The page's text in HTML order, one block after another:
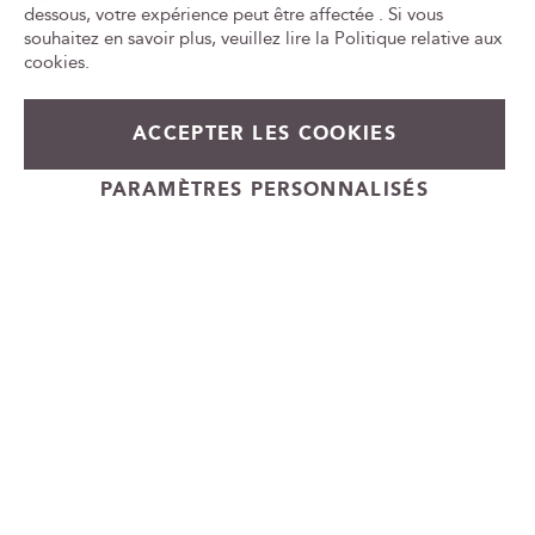
En rupture de stock
+
-
e
w
s
e
e
Cadeauvin.fr - © Copyright 2024 - Tous droits réservés
dessous, votre expérience peut être affectée . Si vous
souhaitez en savoir plus, veuillez lire la Politique relative aux
cookies.
ACCEPTER LES COOKIES
PARAMÈTRES PERSONNALISÉS